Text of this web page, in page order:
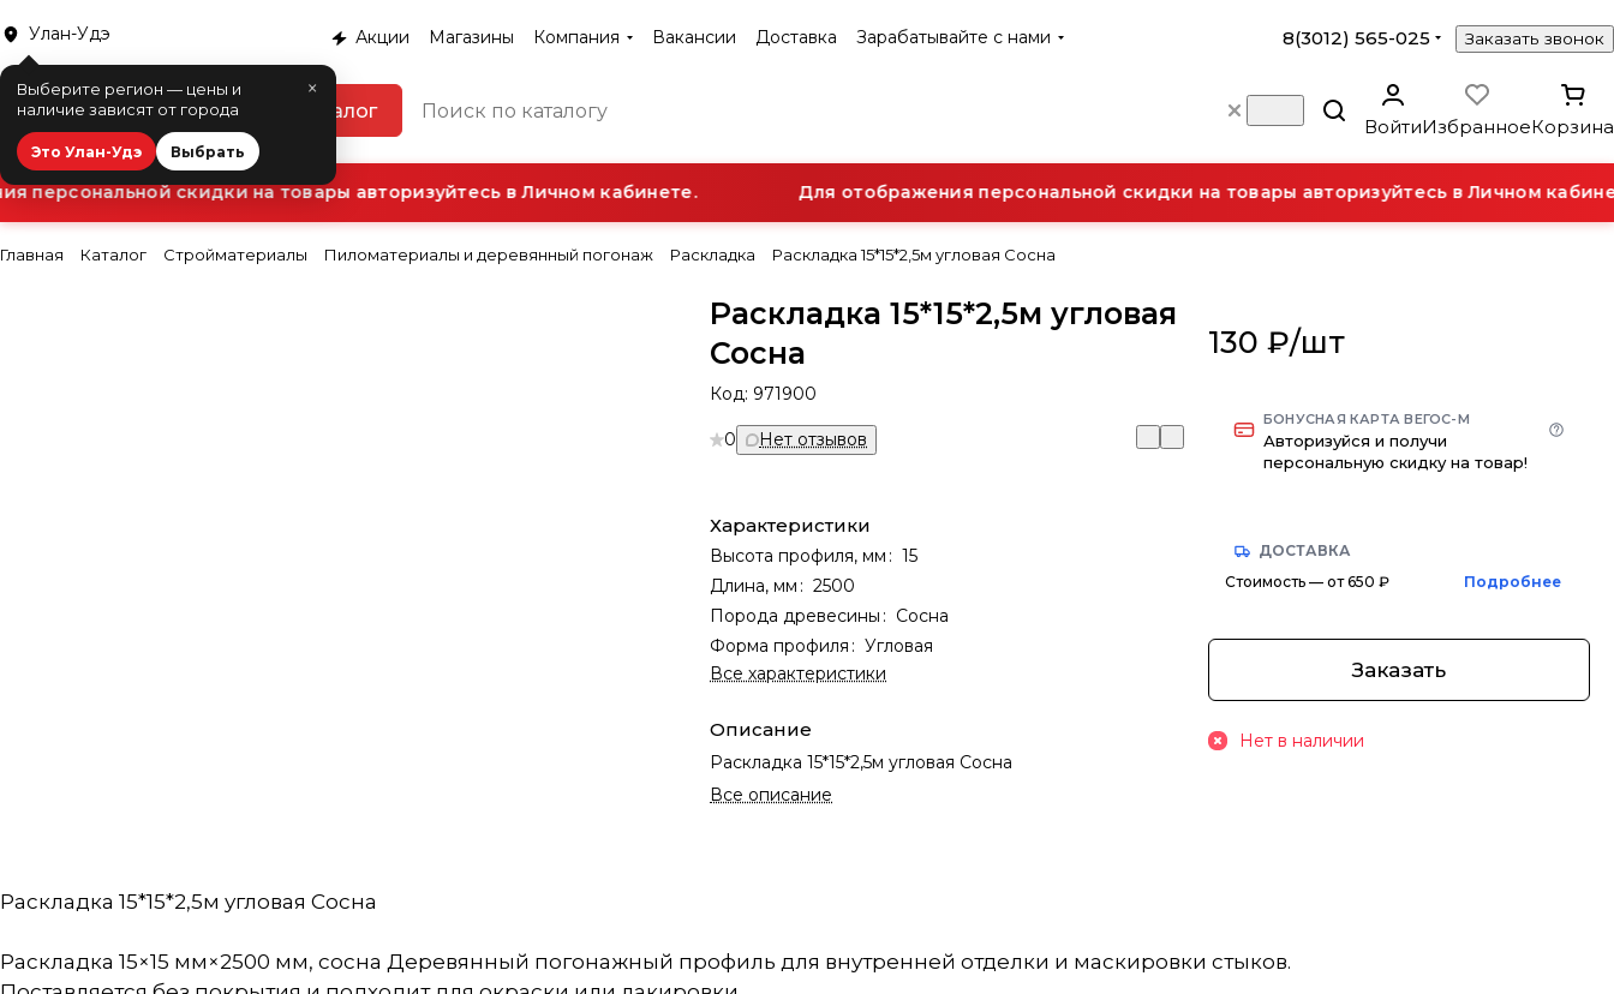
Улан-Удэ
×
Выберите регион — цены и
наличие зависят от города
Это Улан-Удэ Выбрать
Акции Магазины Компания Вакансии Доставка Зарабатывайте с нами 8(3012) 565-025 Заказать звонок
Каталог
ВойтиИзбранноеКорзина
персональной скидки на товары авторизуйтесь в Личном кабинете. Для отображения персональной скидки на товары авторизуйтесь в Личном
Главная Каталог Стройматериалы Пиломатериалы и деревянный погонаж Раскладка Раскладка 15*15*2,5м угловая Сосна
Раскладка 15*15*2,5м угловая
Сосна
Код: 971900
0 Нет отзывов
Характеристики
Высота профиля, мм : 15
Длина, мм : 2500
Порода древесины : Сосна
Форма профиля : Угловая
Все характеристики
Описание
Раскладка 15*15*2,5м угловая Сосна
Все описание
130 ₽/шт
БОНУСНАЯ КАРТА ВЕГОС-М
Авторизуйся и получи
персональную скидку на товар!
ДОСТАВКА
Стоимость — от 650 ₽
Подробнее
Заказать
Нет в наличии
Раскладка 15*15*2,5м угловая Сосна
Раскладка 15×15 мм×2500 мм, сосна Деревянный погонажный профиль для внутренней отделки и маскировки стыков.